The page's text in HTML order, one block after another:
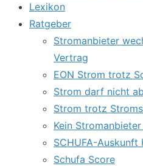
Lexikon
Ratgeber
Stromanbieter
Vertrag
EON Strom trotz
Strom darf nicht
Strom trotz
Kein
SCHUFA-Auskunft
Schufa Score